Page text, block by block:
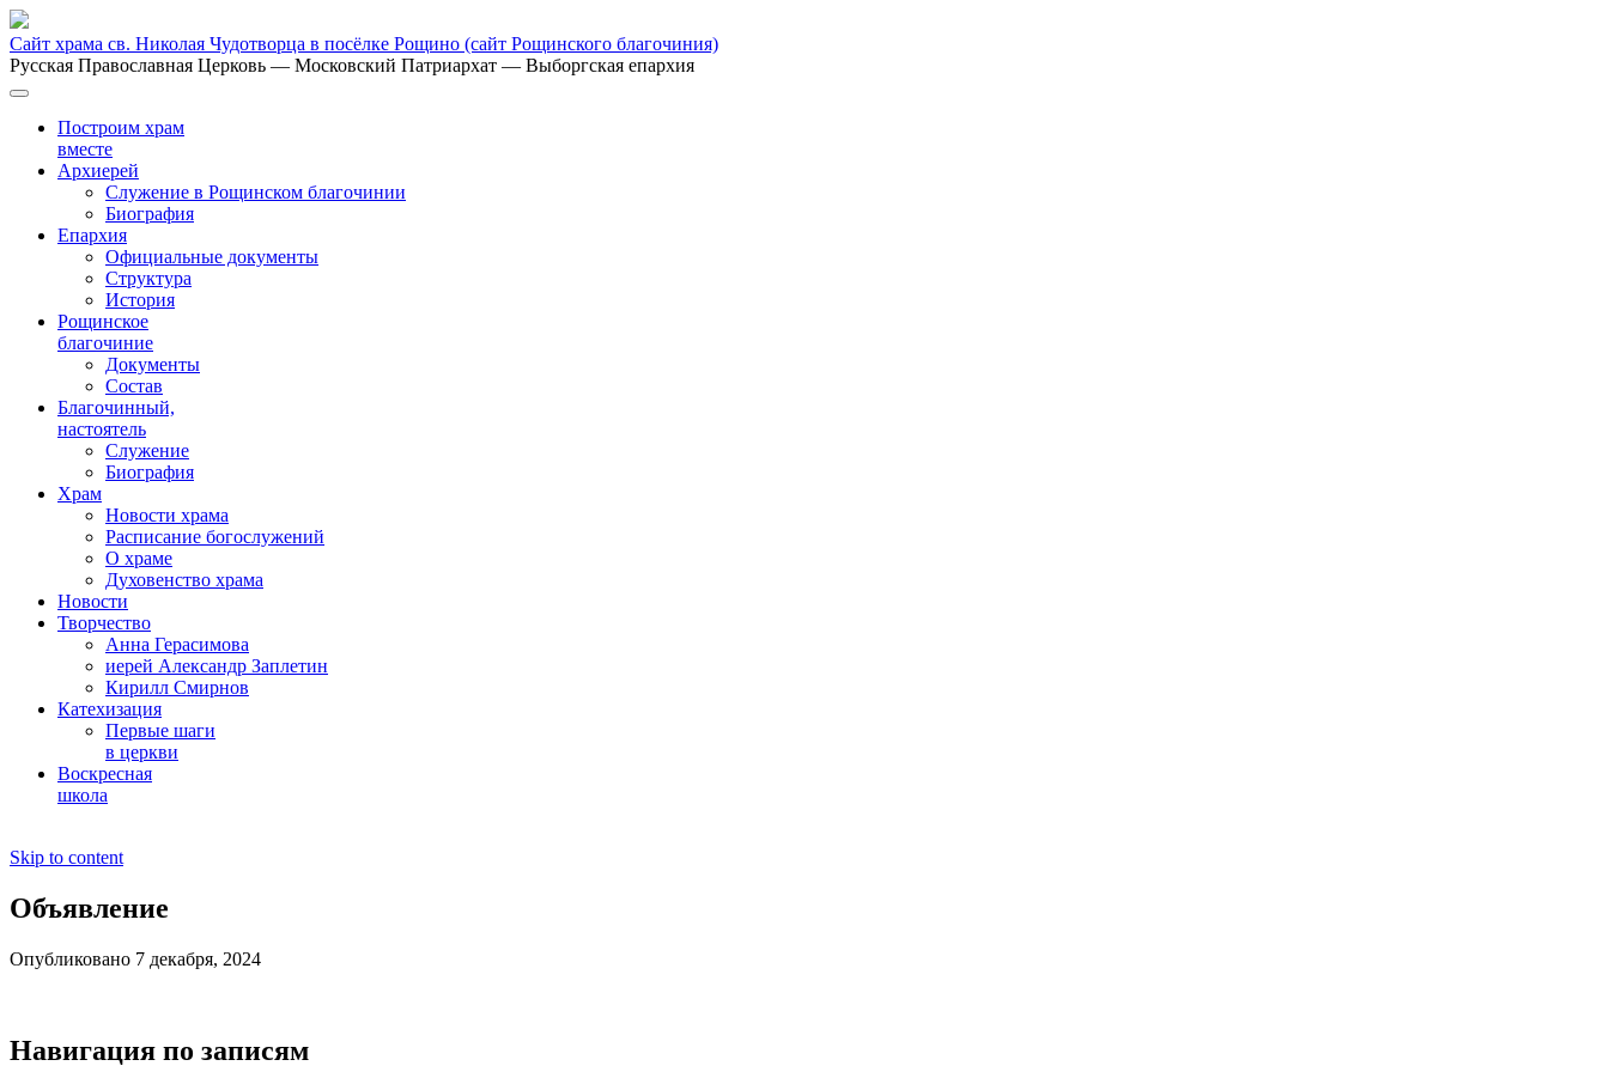
Сайт храма св. Николая Чудотворца в посёлке Рощино (сайт Рощинского благочиния)
Русская Православная Церковь — Московский Патриархат — Выборгская епархия
Построим храм
вместе
Архиерей
Служение в Рощинском благочинии
Биография
Епархия
Официальные документы
Структура
История
Рощинское
благочиние
Документы
Состав
Благочинный,
настоятель
Служение
Биография
Храм
Новости храма
Расписание богослужений
О храме
Духовенство храма
Новости
Творчество
Анна Герасимова
иерей Александр Заплетин
Кирилл Смирнов
Катехизация
Первые шаги
в церкви
Воскресная
школа
Skip to content
Объявление
Опубликовано 7 декабря, 2024
Навигация по записям